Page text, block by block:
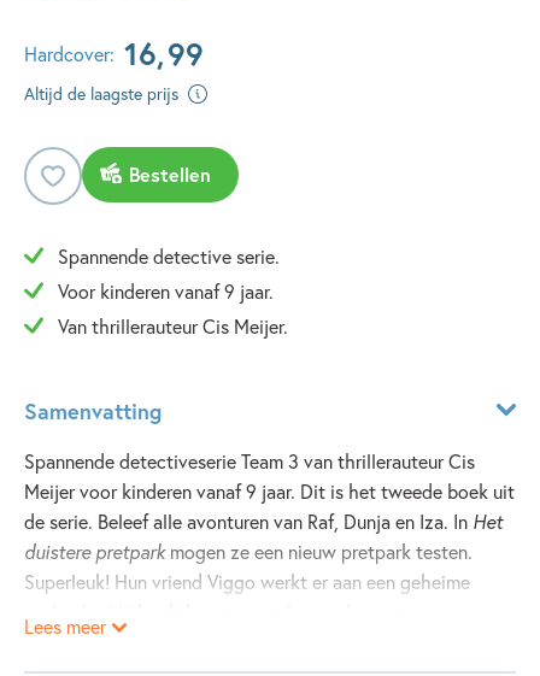
Hardcover: 16,99
Altijd de laagste prijs
Bestellen
Spannende detective serie.
Voor kinderen vanaf 9 jaar.
Van thrillerauteur Cis Meijer.
Samenvatting
Spannende detectiveserie Team 3 van thrillerauteur Cis
Meijer voor kinderen vanaf 9 jaar. Dit is het tweede boek uit
de serie. Beleef alle avonturen van Raf, Dunja en Iza. In Het
duistere pretparkmogen ze een nieuw pretpark testen.
Superleuk! Hun vriend Viggo werkt er aan een geheime
paar dagen al klaar zijn.
Lees meer